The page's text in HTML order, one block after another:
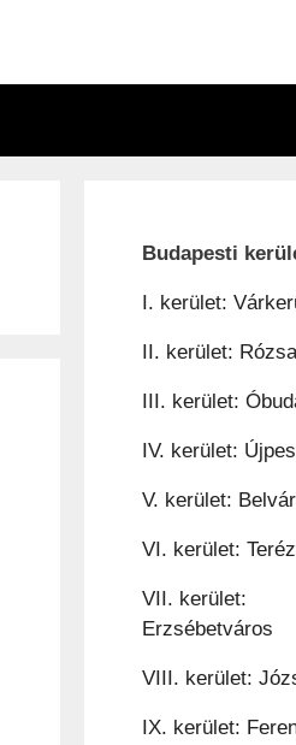
Budapesti
I. kerület:
II. kerület:
III. kerület:
IV. kerület:
V. kerület:
VI. kerület:
VII. kerület:
Erzsébetváros
VIII. kerület:
IX. kerület: